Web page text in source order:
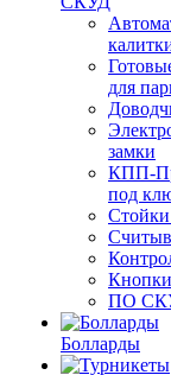
для
замки
КПП-
под
Стойки
ПО
Болларды